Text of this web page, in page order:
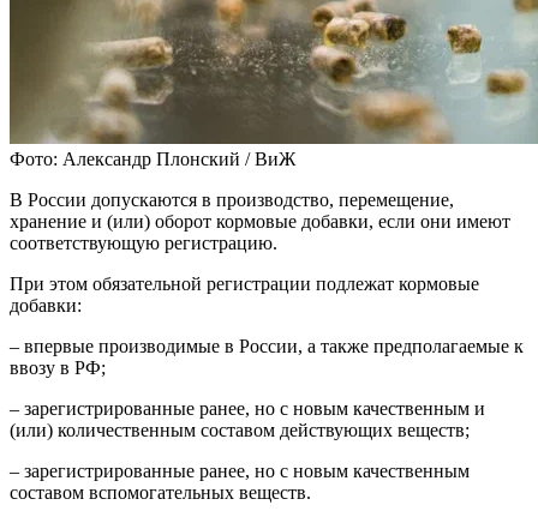
Фото: Александр Плонский / ВиЖ
В России допускаются в производство, перемещение,
хранение и (или) оборот кормовые добавки, если они имеют
соответствующую регистрацию.
При этом обязательной регистрации подлежат кормовые
добавки:
– впервые производимые в России, а также предполагаемые к
ввозу в РФ;
– зарегистрированные ранее, но с новым качественным и
(или) количественным составом действующих веществ;
– зарегистрированные ранее, но с новым качественным
составом вспомогательных веществ.